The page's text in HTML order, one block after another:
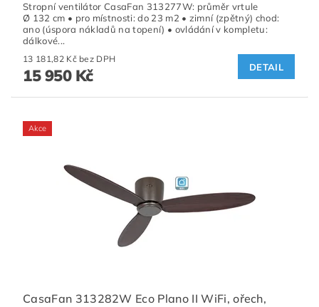
Stropní ventilátor CasaFan 313277W: průměr vrtule
Ø 132 cm • pro místnosti: do 23 m2 • zimní (zpětný) chod:
ano (úspora nákladů na topení) • ovládání v kompletu:
dálkové...
13 181,82 Kč bez DPH
15 950 Kč DETAIL
Akce
CasaFan 313282W Eco Plano II WiFi, ořech,